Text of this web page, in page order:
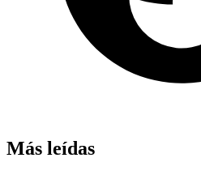
Más leídas